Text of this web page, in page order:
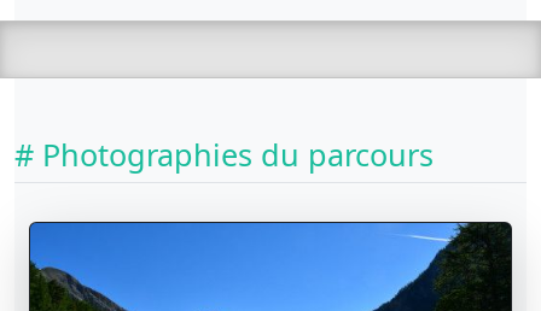
# Photographies du parcours